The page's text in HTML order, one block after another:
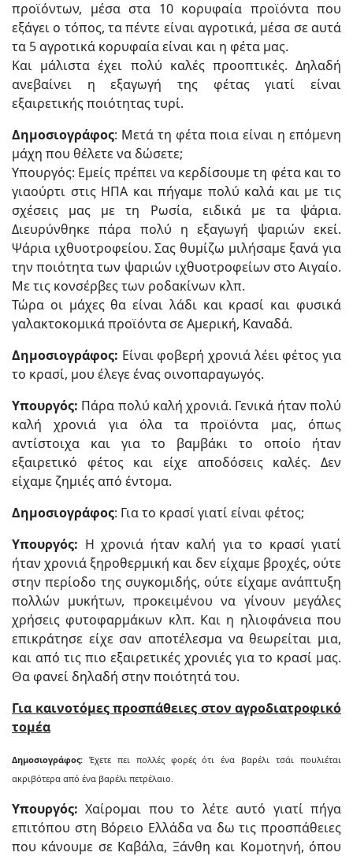
προϊόντων, μέσα στα 10 κορυφαία προϊόντα που
εξάγει ο τόπος, τα πέντε είναι αγροτικά, μέσα σε αυτά
τα 5 αγροτικά κορυφαία είναι και η φέτα μας.
Και μάλιστα έχει πολύ καλές προοπτικές. Δηλαδή
ανεβαίνει η εξαγωγή της φέτας γιατί είναι
εξαιρετικής ποιότητας τυρί.
Δημοσιογράφος: Μετά τη φέτα ποια είναι η επόμενη
μάχη που θέλετε να δώσετε;
Υπουργός: Εμείς πρέπει να κερδίσουμε τη φέτα και το
γιαούρτι στις ΗΠΑ και πήγαμε πολύ καλά και με τις
σχέσεις μας με τη Ρωσία, ειδικά με τα ψάρια.
Διευρύνθηκε πάρα πολύ η εξαγωγή ψαριών εκεί.
Ψάρια ιχθυοτροφείου. Σας θυμίζω μιλήσαμε ξανά για
την ποιότητα των ψαριών ιχθυοτροφείων στο Αιγαίο.
Με τις κονσέρβες των ροδακίνων κλπ.
Τώρα οι μάχες θα είναι λάδι και κρασί και φυσικά
γαλακτοκομικά προϊόντα σε Αμερική, Καναδά.
Δημοσιογράφος: Είναι φοβερή χρονιά λέει φέτος για
το κρασί, μου έλεγε ένας οινοπαραγωγός.
Υπουργός: Πάρα πολύ καλή χρονιά. Γενικά ήταν πολύ
καλή χρονιά για όλα τα προϊόντα μας, όπως
αντίστοιχα και για το βαμβάκι το οποίο ήταν
εξαιρετικό φέτος και είχε αποδόσεις καλές. Δεν
είχαμε ζημιές από έντομα.
Δημοσιογράφος: Για το κρασί γιατί είναι φέτος;
Υπουργός: Η χρονιά ήταν καλή για το κρασί γιατί
ήταν χρονιά ξηροθερμική και δεν είχαμε βροχές, ούτε
στην περίοδο της συγκομιδής, ούτε είχαμε ανάπτυξη
πολλών μυκήτων, προκειμένου να γίνουν μεγάλες
χρήσεις φυτοφαρμάκων κλπ. Και η ηλιοφάνεια που
επικράτησε είχε σαν αποτέλεσμα να θεωρείται μια,
και από τις πιο εξαιρετικές χρονιές για το κρασί μας.
Θα φανεί δηλαδή στην ποιότητά του.
Για καινοτόμες προσπάθειες στον αγροδιατροφικό
τομέα
Δημοσιογράφος: Έχετε πει πολλές φορές ότι ένα βαρέλι τσάι πουλιέται
ακριβότερα από ένα βαρέλι πετρέλαιο.
Υπουργός: Χαίρομαι που το λέτε αυτό γιατί πήγα
επιτόπου στη Βόρειο Ελλάδα να δω τις προσπάθειες
που κάνουμε σε Καβάλα, Ξάνθη και Κομοτηνή, όπου